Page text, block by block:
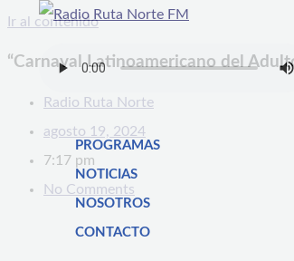
Ir al contenido
PROGRAMAS
NOTICIAS
NOSOTROS
CONTACTO
“Carnaval Latinoamericano del
Radio Ruta Norte
agosto 19, 2024
7:17 pm
No Comments